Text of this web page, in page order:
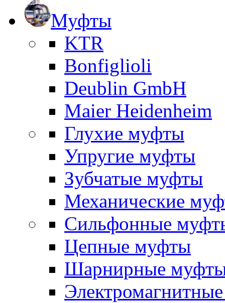
Муфты
KTR
Bonfiglioli
Deublin GmbH
Maier Heidenheim
Глухие муфты
Упругие муфты
Зубчатые муфты
Механические
Сильфонные
Цепные муфты
Шарнирные